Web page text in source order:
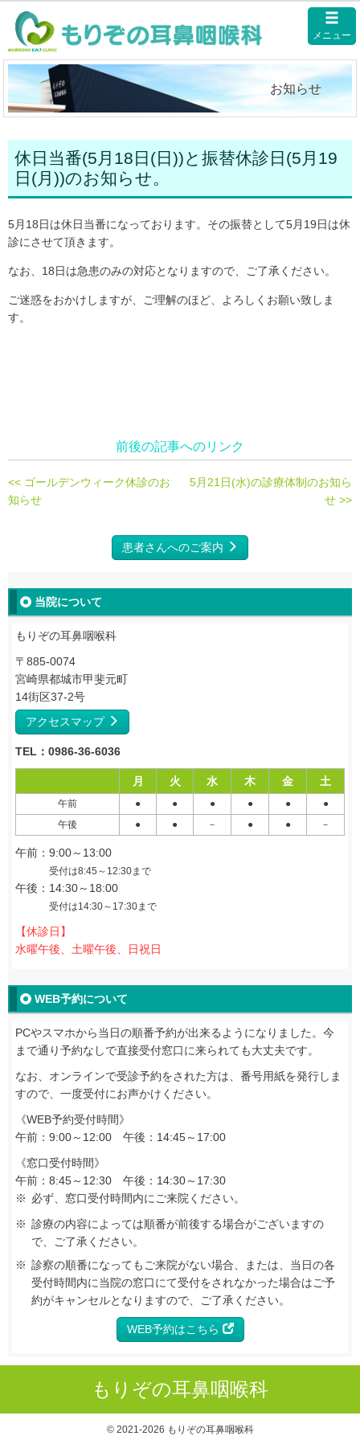
メニュー
お知らせ
休日当番(5月18日(日))と振替休診日(5月19
日(月))のお知らせ。
5月18日は休日当番になっております。その振替として5月19日は休
診にさせて頂きます。
なお、18日は急患のみの対応となりますので、ご了承ください。
ご迷惑をおかけしますが、ご理解のほど、よろしくお願い致しま
す。
前後の記事へのリンク
<< ゴールデンウィーク休診のお
知らせ
5月21日(水)の診療体制のお知ら
せ >>
患者さんへのご案内
当院について
もりぞの耳鼻咽喉科
〒885-0074
宮崎県都城市甲斐元町
14街区37-2号
アクセスマップ
TEL：0986-36-6036
月 火 水 木 金 土
午前 ● ● ● ● ●
●
午後
● ● － ● ● －
午前：9:00～13:00
受付は8:45～12:30まで
午後：14:30～18:00
受付は14:30～17:30まで
【休診日】
水曜午後、土曜午後、日祝日
WEB予約について
PCやスマホから当日の順番予約が出来るようになりました。今
まで通り予約なしで直接受付窓口に来られても大丈夫です。
なお、オンラインで受診予約をされた方は、番号用紙を発行しま
すので、一度受付にお声かけください。
《WEB予約受付時間》
午前：9:00～12:00 午後：14:45～17:00
《窓口受付時間》
午前：8:45～12:30 午後：14:30～17:30
必ず、窓口受付時間内にご来院ください。
診療の内容によっては順番が前後する場合がございますの
で、ご了承ください。
診察の順番になってもご来院がない場合、または、当日の各
受付時間内に当院の窓口にて受付をされなかった場合はご予
約がキャンセルとなりますので、ご了承ください。
WEB予約はこちら
もりぞの耳鼻咽喉科
© 2021-2026 もりぞの耳鼻咽喉科